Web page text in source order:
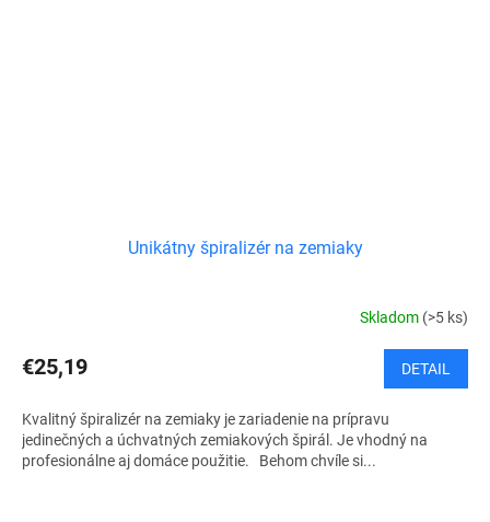
Unikátny špiralizér na zemiaky
Skladom (>5 ks)
€25,19 DETAIL
Kvalitný špiralizér na zemiaky je zariadenie na prípravu
jedinečných a úchvatných zemiakových špirál. Je vhodný na
profesionálne aj domáce použitie. Behom chvíle si...